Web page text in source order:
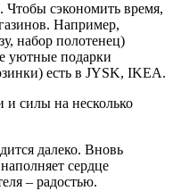
сэкономить время,
Например,
набор полотенец)
уютные подарки
есть в JYSK, IKEA.
и силы на несколько
далеко. Вновь
сердце
– радостью.